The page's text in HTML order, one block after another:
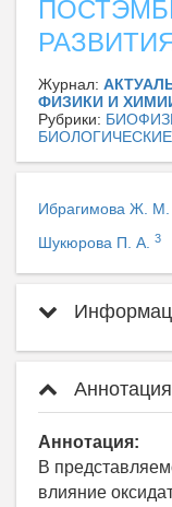
Журнал:
ФИЗИКИ И
Рубрики:
Ибрагимова Ж. М.
Шукюрова П. А. 3
Аннотация:
В
влияние